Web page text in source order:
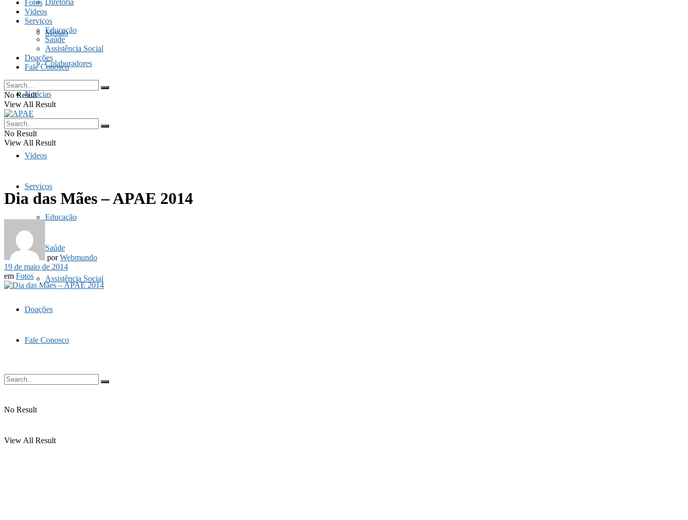
Diretoria
Missão
Colaboradores
Notícias
Fotos
Videos
Serviços
Educação
Saúde
Assistência Social
Doações
Fale Conosco
No Result
View All Result
Fotos
Videos
Serviços
Educação
Saúde
Assistência Social
Doações
Fale Conosco
No Result
View All Result
No Result
View All Result
Dia das Mães – APAE 2014
por Webmundo
19 de maio de 2014
em Fotos